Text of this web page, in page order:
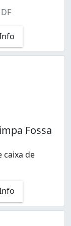
Fossa
caixa de